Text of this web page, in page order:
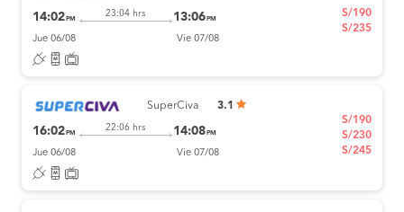
14:02 PM
23:04 hrs 13:06 PM
Jue 06/08 Vie 07/08
S/190
S/235
SuperCiva 3.1
16:02 PM
22:06 hrs 14:08 PM
Jue 06/08 Vie 07/08
S/190
S/230
S/245